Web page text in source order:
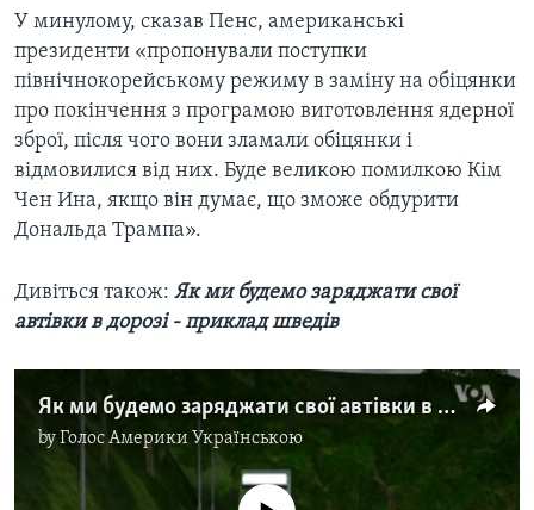
У минулому, сказав Пенс, американські
президенти «пропонували поступки
північнокорейському режиму в заміну на обіцянки
про покінчення з програмою виготовлення ядерної
зброї, після чого вони зламали обіцянки і
відмовилися від них. Буде великою помилкою Кім
Чен Ина, якщо він думає, що зможе обдурити
Дональда Трампа».
Дивіться також: Як ми будемо заряджати свої
автівки в дорозі - приклад шведів
Як ми будемо заряджати свої автівки в дорозі - приклад шведів. Відео
byГолос Америки Українською
No media source currently available